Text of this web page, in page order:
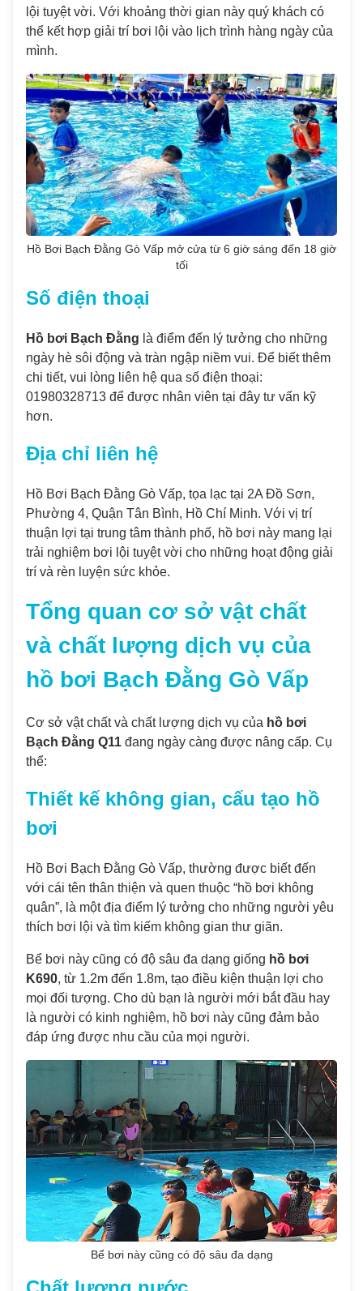
lội tuyệt vời. Với khoảng thời gian này quý khách có
thể kết hợp giải trí bơi lội vào lịch trình hàng ngày của
mình.
Hồ Bơi Bạch Đằng Gò Vấp mở cửa từ 6 giờ sáng đến 18 giờ
tối
Số điện thoại
Hồ bơi Bạch Đằng là điểm đến lý tưởng cho những
ngày hè sôi động và tràn ngập niềm vui. Để biết thêm
chi tiết, vui lòng liên hệ qua số điện thoại:
01980328713 để được nhân viên tại đây tư vấn kỹ
hơn.
Địa chỉ liên hệ
Hồ Bơi Bạch Đằng Gò Vấp, tọa lạc tại 2A Đồ Sơn,
Phường 4, Quận Tân Bình, Hồ Chí Minh. Với vị trí
thuận lợi tại trung tâm thành phố, hồ bơi này mang lại
trải nghiệm bơi lội tuyệt vời cho những hoạt động giải
trí và rèn luyện sức khỏe.
Tổng quan cơ sở vật chất
và chất lượng dịch vụ của
hồ bơi Bạch Đằng Gò Vấp
Cơ sở vật chất và chất lượng dịch vụ của hồ bơi
Bạch Đằng Q11 đang ngày càng được nâng cấp. Cụ
thể:
Thiết kế không gian, cấu tạo hồ
bơi
Hồ Bơi Bạch Đằng Gò Vấp, thường được biết đến
với cái tên thân thiện và quen thuộc “hồ bơi không
quân”, là một địa điểm lý tưởng cho những người yêu
thích bơi lội và tìm kiếm không gian thư giãn.
Bể bơi này cũng có độ sâu đa dạng giống hồ bơi
K690, từ 1.2m đến 1.8m, tạo điều kiện thuận lợi cho
mọi đối tượng. Cho dù bạn là người mới bắt đầu hay
là người có kinh nghiệm, hồ bơi này cũng đảm bảo
đáp ứng được nhu cầu của mọi người.
Bể bơi này cũng có độ sâu đa dạng